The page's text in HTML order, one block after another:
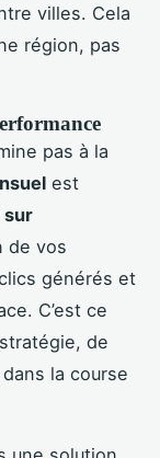
villes. Cela
région, pas
pas à la
est
sur
de vos
générés et
C’est ce
de
la course